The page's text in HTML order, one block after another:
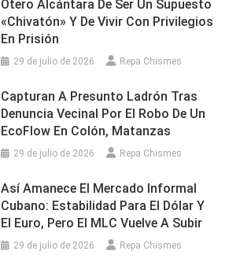
Otero Alcántara De Ser Un Supuesto
«chivatón» Y De Vivir Con Privilegios
En Prisión
29 de julio de 2026 Repa Chismes
Capturan A Presunto Ladrón Tras
Denuncia Vecinal Por El Robo De Un
EcoFlow En Colón, Matanzas
29 de julio de 2026 Repa Chismes
Así Amanece El Mercado Informal
Cubano: Estabilidad Para El Dólar Y
El Euro, Pero El MLC Vuelve A Subir
29 de julio de 2026 Repa Chismes